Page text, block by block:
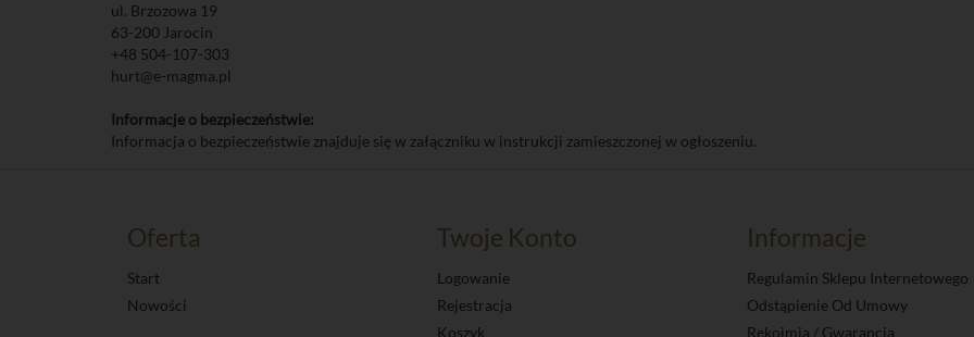
ul. Brzozowa 19
63-200 Jarocin
+48 504-107-303
hurt@e-magma.pl
Informacje o bezpieczeństwie:
Informacja o bezpieczeństwie znajduje się w załączniku w instrukcji zamieszczonej w ogłoszeniu.
Oferta
Start
Nowości
Twoje Konto
Logowanie
Rejestracja
Koszyk
Informacje
Regulamin Sklepu Internetowego
Odstąpienie Od Umowy
Rękojmia / Gwarancja